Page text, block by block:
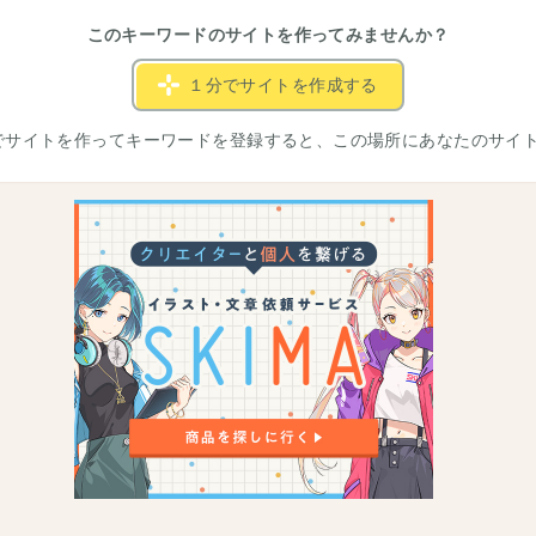
このキーワードのサイトを作ってみませんか？
１分でサイトを作成する
イトを作ってキーワードを登録すると、この場所にあなたのサイ